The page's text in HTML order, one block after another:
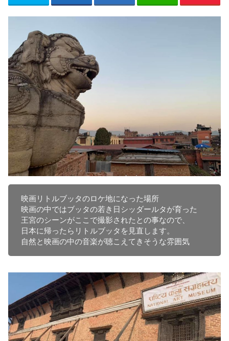
映画リトルブッタのロケ地になった場所
映画の中ではブッタの若き日シッダールタが育った
王宮のシーンがここで撮影されたとの事なので、
日本に帰ったらリトルブッタを見直します。
自然と映画の中の音楽が聴こえてきそうな雰囲気